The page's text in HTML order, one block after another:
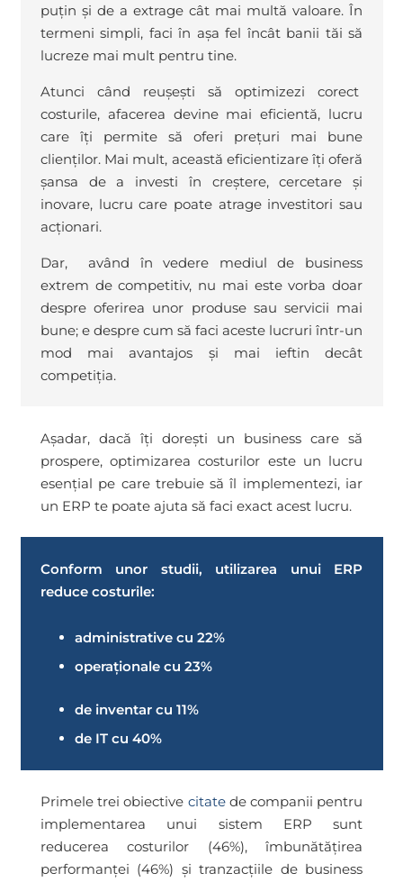
puțin și de a extrage cât mai multă valoare. În
termeni simpli, faci în așa fel încât banii tăi să
lucreze mai mult pentru tine.
Atunci când reușești să optimizezi corect
costurile, afacerea devine mai eficientă, lucru
care îți permite să oferi prețuri mai bune
clienților. Mai mult, această eficientizare îți oferă
șansa de a investi în creștere, cercetare și
inovare, lucru care poate atrage investitori sau
acționari.
Dar, având în vedere mediul de business
extrem de competitiv, nu mai este vorba doar
despre oferirea unor produse sau servicii mai
bune; e despre cum să faci aceste lucruri într-un
mod mai avantajos și mai ieftin decât
competiția.
Așadar, dacă îți dorești un business care să
prospere, optimizarea costurilor este un lucru
esențial pe care trebuie să îl implementezi, iar
un ERP te poate ajuta să faci exact acest lucru.
Conform unor studii, utilizarea unui ERP
reduce costurile:
administrative cu 22%
operaționale cu 23%
de inventar cu 11%
de IT cu 40%
Primele trei obiective citatede companii pentru
implementarea unui sistem ERP sunt
reducerea costurilor (46%), îmbunătățirea
performanței (46%) și tranzacțiile de business